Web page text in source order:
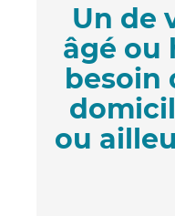
Un de
âgé ou
besoin
ou